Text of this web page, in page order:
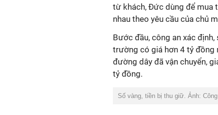
từ khách, Đức dùng để mua
nhau theo yêu cầu của chủ
Bước đầu, công an xác
trường có giá hơn 4 tỷ
đường dây đã vận chuyển,
tỷ đồng.
Số vàng, tiền bị thu giữ. Ảnh: